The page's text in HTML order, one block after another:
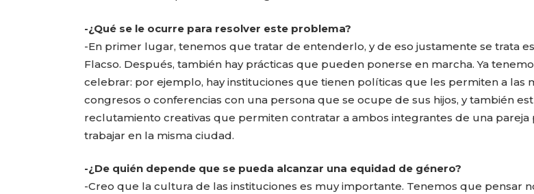
-¿Qué se le ocurre para resolver este problema?
-En primer lugar, tenemos que tratar de entenderlo, y de eso justamente se trata
Flacso. Después, también hay prácticas que pueden ponerse en marcha. Ya
celebrar: por ejemplo, hay instituciones que tienen políticas que les permiten a las
congresos o conferencias con una persona que se ocupe de sus hijos, y también
reclutamiento creativas que permiten contratar a ambos integrantes de una pareja
trabajar en la misma ciudad.
-¿De quién depende que se pueda alcanzar una equidad de género?
-Creo que la cultura de las instituciones es muy importante. Tenemos que pensar